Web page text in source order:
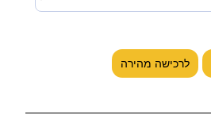
לרכישה מהירה